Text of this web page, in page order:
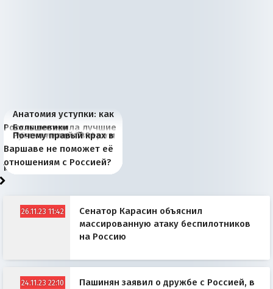
Анатомия уступки: как
Россия потеряла лучшие
рыбопромысловые
районы Баренцева
моря
Большевики
отличаются от «Яблока»
тем, что они -
победители
Киевская марионетка
Запада рассказала о
«переобувании» хозяев
В России назрели
перемены: 15 шагов к
суверенной экономике
Миграционный пожар
Европы
Россия начинает
сбрасывать балласт
Анкориджа
Россия зимой 1904
года: первые уступки во
внутренней политике
Русская нация вчера и
сегодня
Почему правый крах в
Варшаве не поможет её
отношениям с Россией?
26.11.23 11:42
Сенатор Карасин объяснил
массированную атаку беспилотников
на Россию
24.11.23 22:10
Пашинян заявил о дружбе с Россией, в